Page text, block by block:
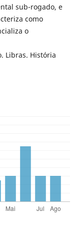
sub-rogado, e
como
o
Libras. História